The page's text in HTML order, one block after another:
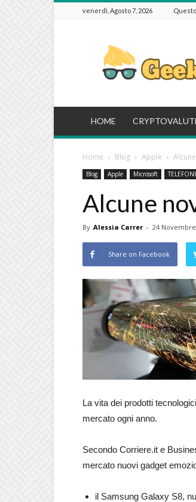
venerdì, Agosto 7, 2026
HOME
Home Blog Apple
Blog Apple Microsoft
Alcune
By Alessia Carrer - 24
Share on Facebook
La vita dei prodotti
mercato ogni anno.
Secondo Corriere.it e
mercato nuovi gadget
il Samsung Galaxy S8,